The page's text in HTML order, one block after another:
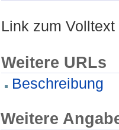
Link zum
Weitere URLs
Beschreibung
Weitere